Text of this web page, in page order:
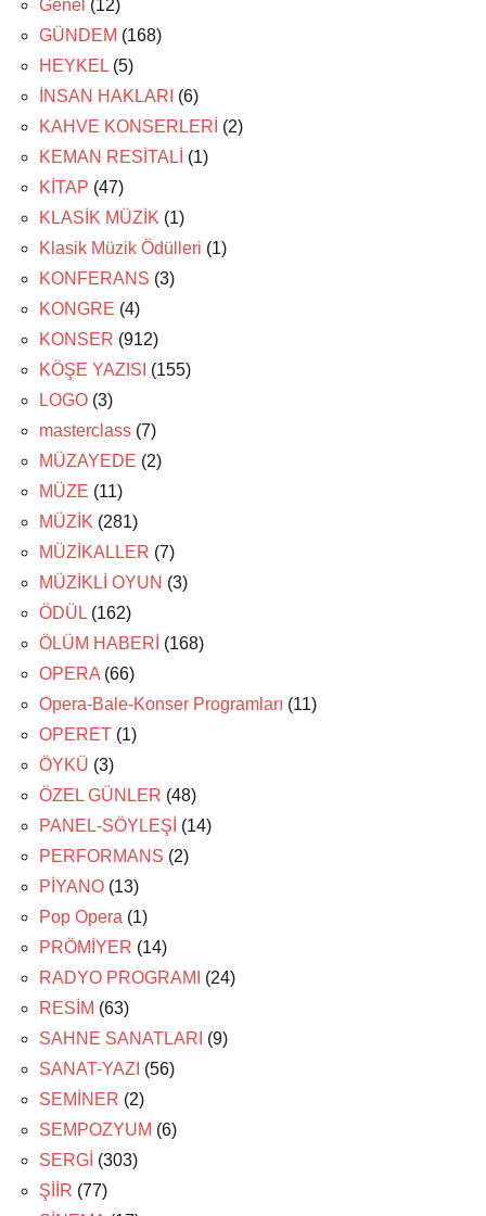
Genel (12)
GÜNDEM (168)
HEYKEL (5)
İNSAN HAKLARI (6)
KAHVE KONSERLERİ (2)
KEMAN RESİTALİ (1)
KİTAP (47)
KLASİK MÜZİK (1)
Klasik Müzik Ödülleri (1)
KONFERANS (3)
KONGRE (4)
KONSER (912)
KÖŞE YAZISI (155)
LOGO (3)
masterclass (7)
MÜZAYEDE (2)
MÜZE (11)
MÜZİK (281)
MÜZİKALLER (7)
MÜZİKLİ OYUN (3)
ÖDÜL (162)
ÖLÜM HABERİ (168)
OPERA (66)
Opera-Bale-Konser Programları (11)
OPERET (1)
ÖYKÜ (3)
ÖZEL GÜNLER (48)
PANEL-SÖYLEŞİ (14)
PERFORMANS (2)
PİYANO (13)
Pop Opera (1)
PRÖMİYER (14)
RADYO PROGRAMI
(24)
RESİM (63)
SAHNE SANATLARI (9)
SANAT-YAZI (56)
SEMİNER (2)
SEMPOZYUM (6)
SERGİ (303)
ŞİİR (77)